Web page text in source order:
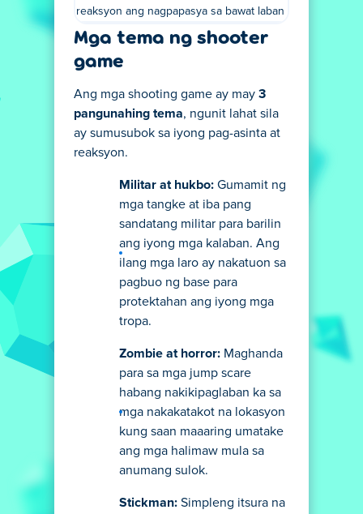
reaksyon ang nagpapasya sa bawat laban
Mga tema ng shooter
game
Ang mga shooting game ay may 3
pangunahing tema, ngunit lahat sila
ay sumusubok sa iyong pag-asinta at
reaksyon.
Militar at hukbo: Gumamit ng
mga tangke at iba pang
sandatang militar para barilin
ang iyong mga kalaban. Ang
ilang mga laro ay nakatuon sa
pagbuo ng base para
protektahan ang iyong mga
tropa.
Zombie at horror: Maghanda
para sa mga jump scare
habang nakikipaglaban ka sa
mga nakakatakot na lokasyon
kung saan maaaring umatake
ang mga halimaw mula sa
anumang sulok.
Stickman: Simpleng itsura na